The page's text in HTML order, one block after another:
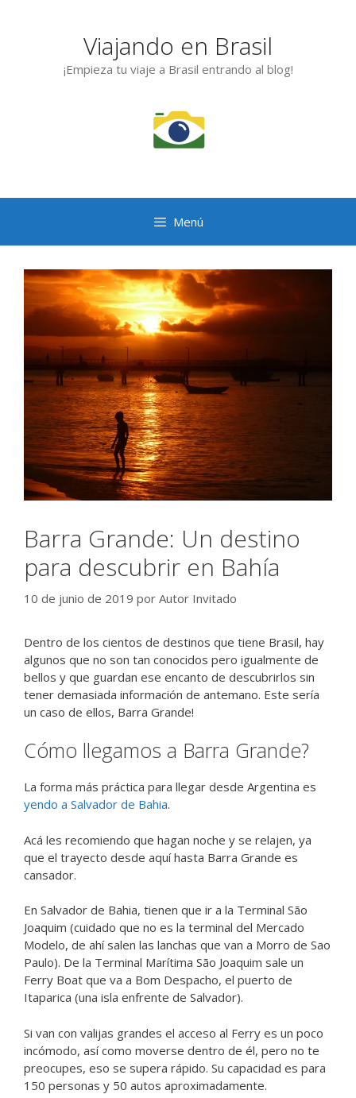
Viajando en Brasil
¡Empieza tu viaje a Brasil entrando al blog!
Menú
Barra Grande: Un destino
para descubrir en Bahía
10 de junio de 2019 por Autor Invitado
Dentro de los cientos de destinos que tiene Brasil, hay
algunos que no son tan conocidos pero igualmente de
bellos y que guardan ese encanto de descubrirlos sin
tener demasiada información de antemano. Este sería
un caso de ellos, Barra Grande!
Cómo llegamos a Barra Grande?
La forma más práctica para llegar desde Argentina es
yendo a Salvador de Bahia.
Acá les recomiendo que hagan noche y se relajen, ya
que el trayecto desde aquí hasta Barra Grande es
cansador.
En Salvador de Bahia, tienen que ir a la Terminal São
Joaquim (cuidado que no es la terminal del Mercado
Modelo, de ahí salen las lanchas que van a Morro de Sao
Paulo). De la Terminal Marítima São Joaquim sale un
Ferry Boat que va a Bom Despacho, el puerto de
Itaparica (una isla enfrente de Salvador).
Si van con valijas grandes el acceso al Ferry es un poco
incómodo, así como moverse dentro de él, pero no te
preocupes, eso se supera rápido. Su capacidad es para
150 personas y 50 autos aproximadamente.